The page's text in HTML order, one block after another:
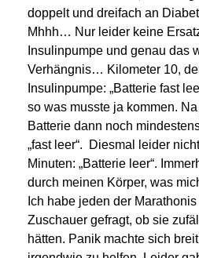
doppelt und dreifach an
Mhhh… Nur leider keine
Insulinpumpe und genau das
Verhängnis… Kilometer 10,
Insulinpumpe: „Batterie fast
so was musste ja kommen.
Batterie dann noch
„fast leer“. Diesmal leider
Minuten: „Batterie leer“.
durch meinen Körper, was
Ich habe jeden der
Zuschauer gefragt, ob sie
hätten. Panik machte sich